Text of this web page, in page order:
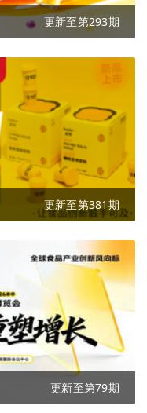
更新至第293期
更新至第381期
更新至第79期